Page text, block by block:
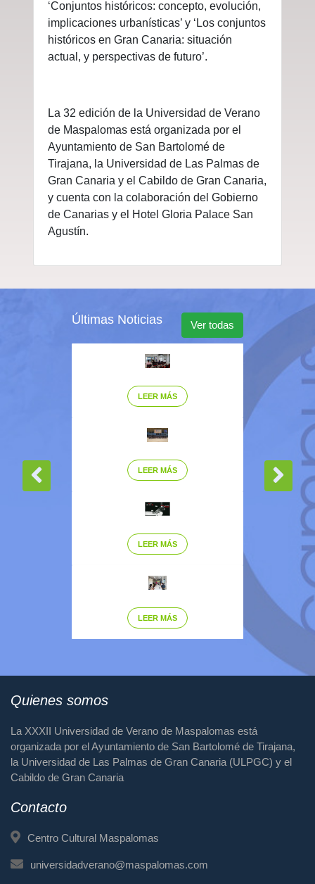
‘Conjuntos históricos: concepto, evolución,
implicaciones urbanísticas’ y ‘Los conjuntos
históricos en Gran Canaria: situación
actual, y perspectivas de futuro’.
La 32 edición de la Universidad de Verano
de Maspalomas está organizada por el
Ayuntamiento de San Bartolomé de
Tirajana, la Universidad de Las Palmas de
Gran Canaria y el Cabildo de Gran Canaria,
y cuenta con la colaboración del Gobierno
de Canarias y el Hotel Gloria Palace San
Agustín.
Últimas Noticias Ver todas
LEER MÁS
LEER MÁS
LEER MÁS
LEER MÁS
Quienes somos
La XXXII Universidad de Verano de Maspalomas está
organizada por el Ayuntamiento de San Bartolomé de Tirajana,
la Universidad de Las Palmas de Gran Canaria (ULPGC) y el
Cabildo de Gran Canaria
Contacto
Centro Cultural Maspalomas
universidadverano@maspalomas.com